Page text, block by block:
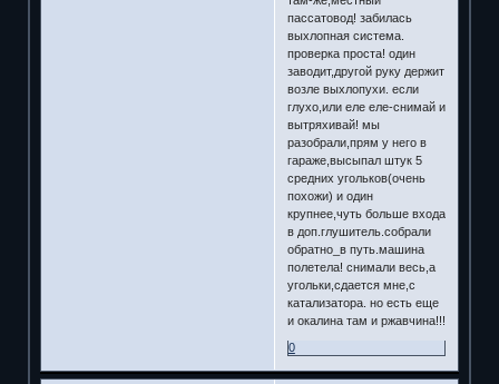
пассатовод! забилась
выхлопная система.
проверка проста! один
заводит,другой руку держит
возле выхлопухи. если
глухо,или еле еле-снимай и
вытряхивай! мы
разобрали,прям у него в
гараже,высыпал штук 5
средних угольков(очень
похожи) и один
крупнее,чуть больше входа
в доп.глушитель.собрали
обратно_в путь.машина
полетела! снимали весь,а
угольки,сдается мне,с
катализатора. но есть еще
и окалина там и ржавчина!!!
0